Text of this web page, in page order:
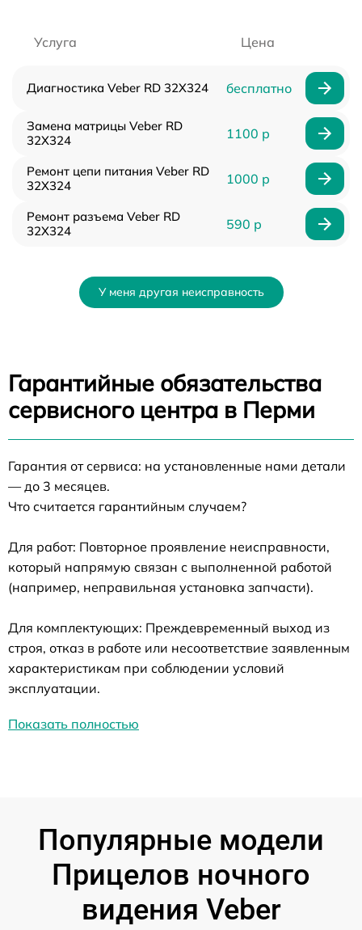
Услуга Цена
Диагностика Veber RD 32X324 бесплатно
Замена матрицы Veber RD
32X324
1100 р
Ремонт цепи питания Veber RD
32X324
1000 р
Ремонт разъема Veber RD
32X324
590 р
У меня другая неисправность
Гарантийные обязательства
сервисного центра в Перми
Гарантия от сервиса: на установленные нами детали
— до 3 месяцев.
Что считается гарантийным случаем?
Для работ: Повторное проявление неисправности,
который напрямую связан с выполненной работой
(например, неправильная установка запчасти).
Для комплектующих: Преждевременный выход из
строя, отказ в работе или несоответствие заявленным
характеристикам при соблюдении условий
эксплуатации.
Показать полностью
Популярные модели
Прицелов ночного
видения Veber